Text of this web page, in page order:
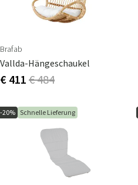
Brafab
Vallda-Hängeschaukel
€ 411 € 484
-20% Schnelle Lieferung